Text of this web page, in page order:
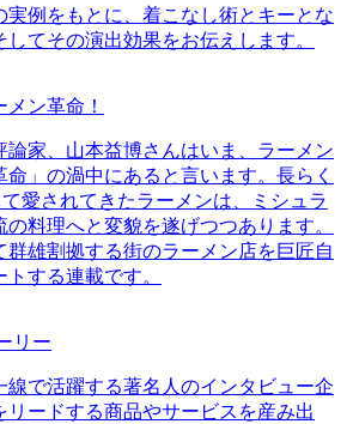
実例をもとに、着こなし術とキーとな
してその演出効果をお伝えします。
ン革命！
論家、山本益博さんはいま、ラーメン
命」の渦中にあると言います。長らく
愛されてきたラーメンは、ミシュラ
の料理へと変貌を遂げつつあります。
群雄割拠する街のラーメン店を巨匠自
する連載です。
リー
線で活躍する著名人のインタビュー企
リードする商品やサービスを産み出